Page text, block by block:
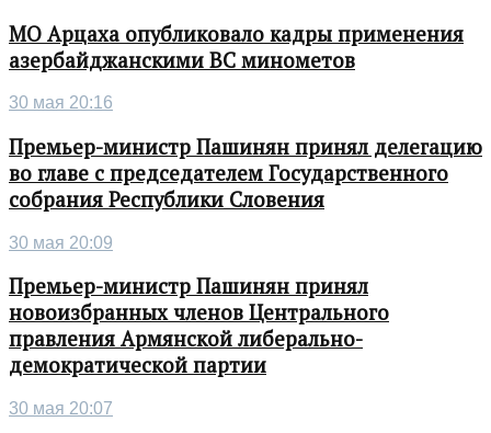
МО Арцаха опубликовало кадры применения
азербайджанскими ВС минометов
30 мая 20:16
Премьер-министр Пашинян принял делегацию
во главе с председателем Государственного
собрания Республики Словения
30 мая 20:09
Премьер-министр Пашинян принял
новоизбранных членов Центрального
правления Армянской либерально-
демократической партии
30 мая 20:07